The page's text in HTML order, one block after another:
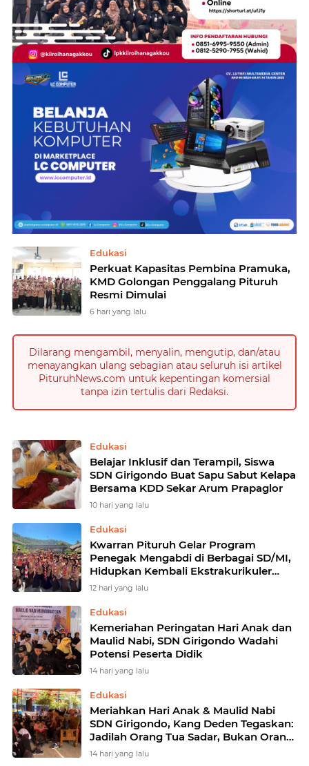
Edukasi
Perkuat Kapasitas Pembina Pramuka,
KMD Golongan Penggalang Pituruh
Resmi Dimulai
6 hari yang lalu
Dilarang mengambil, menyalin, mengutip, dan/atau
menayangkan ulang sebagian atau seluruh isi artikel
PituruhNews.com untuk kepentingan komersial
tanpa izin tertulis dari Redaksi.
Edukasi
Belajar Inklusif dan Terampil, Siswa
SDN Girigondo Buat Sapu Sabut Kelapa
Bersama KDD Sekar Arum Prapaglor
10 hari yang lalu
Edukasi
Kwarran Pituruh Gelar Program
Penegak Mengabdi di Berbagai SD/MI,
Hidupkan Kembali Ekstrakurikuler
Pramuka
12 hari yang lalu
Edukasi
Kemeriahan Peringatan Hari Anak dan
Maulid Nabi, SDN Girigondo Wadahi
Potensi Peserta Didik
14 hari yang lalu
Edukasi
Meriahkan Hari Anak & Maulid Nabi
SDN Girigondo, Kang Deden Tegaskan:
Jadilah Orang Tua Sadar, Bukan Orang
Tua Nyasar
14 hari yang lalu